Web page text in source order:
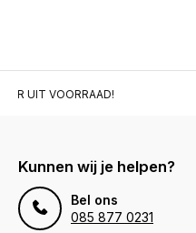
UIT VOORRAAD!
Kunnen wij je helpen?
Bel ons
085 877 0231